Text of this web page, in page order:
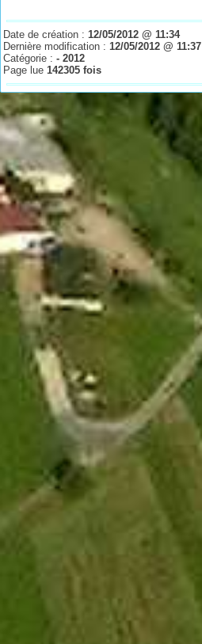
Date de création : 12/05/2012 @ 11:34
Dernière modification : 12/05/2012 @ 11:37
Catégorie :- 2012
Page lue 142305 fois